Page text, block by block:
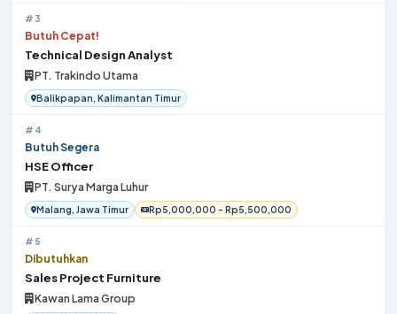
#3
Butuh Cepat!
Technical Design Analyst
PT. Trakindo Utama
Balikpapan, Kalimantan Timur
#4
Butuh Segera
HSE Officer
PT. Surya Marga Luhur
Malang, Jawa Timur Rp5,000,000 - Rp5,500,000
#5
Dibutuhkan
Sales Project Furniture
Kawan Lama Group